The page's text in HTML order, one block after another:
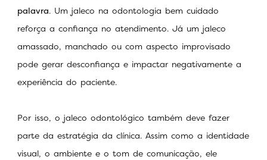
palavra. Um jaleco na odontologia bem cuidado
reforça a confiança no atendimento. Já um jaleco
amassado, manchado ou com aspecto improvisado
pode gerar desconfiança e impactar negativamente a
experiência do paciente.
Por isso, o jaleco odontológico também deve fazer
parte da estratégia da clínica. Assim como a identidade
visual, o ambiente e o tom de comunicação, ele